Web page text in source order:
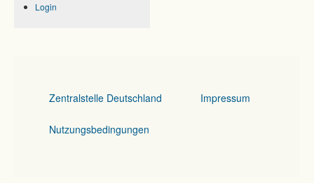
Login
Zentralstelle Deutschland Impressum
Nutzungsbedingungen